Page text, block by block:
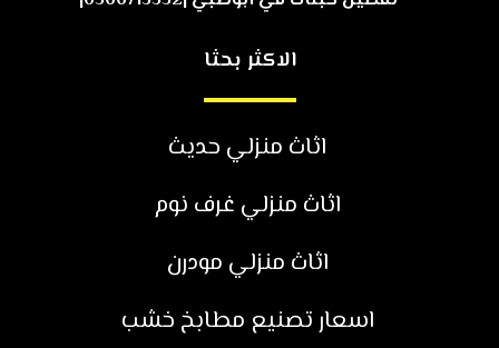
الاكثر بحثا
اثاث منزلي حديث
اثاث منزلي غرف نوم
اثاث منزلي مودرن
اسعار تصنيع مطابخ خشب